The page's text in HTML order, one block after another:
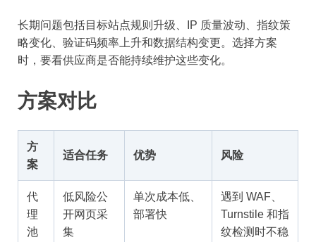
长期问题包括目标站点规则升级、IP 质量波动、指纹策
略变化、验证码频率上升和数据结构变更。选择方案
时，要看供应商是否能持续维护这些变化。
方案对比
方
案
适合任务 优势 风险
代
理
池
低风险公
开网页采
集
单次成本低、
部署快
遇到 WAF、
Turnstile 和指
纹检测时不稳